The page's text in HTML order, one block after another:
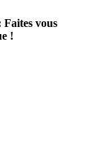
Faites vous
!